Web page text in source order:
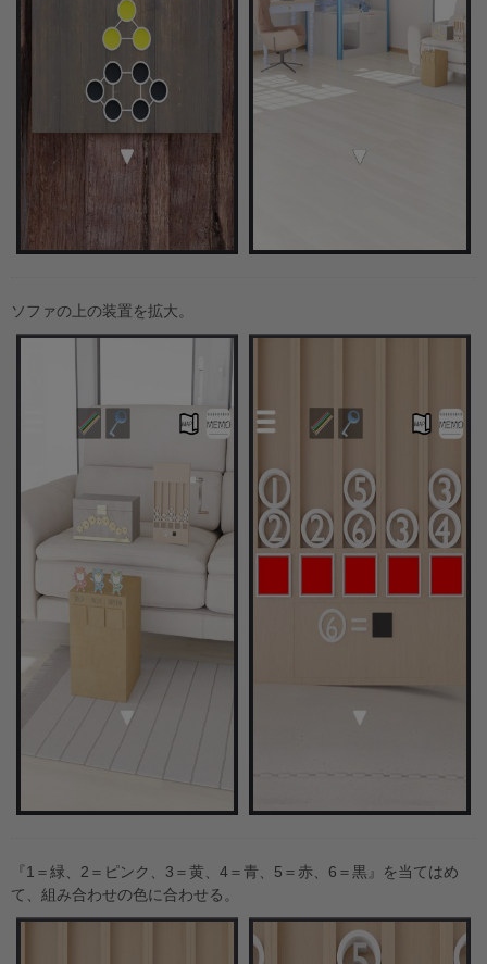
ソファの上の装置を拡大。
『1＝緑、2＝ピンク、3＝黄、4＝青、5＝赤、6＝黒』を当てはめ
て、組み合わせの色に合わせる。